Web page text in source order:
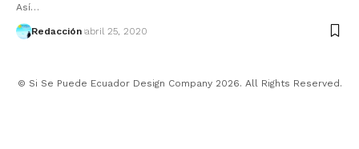
Así…
Redacción abril 25, 2020
© Si Se Puede Ecuador Design Company 2026. All Rights Reserved.